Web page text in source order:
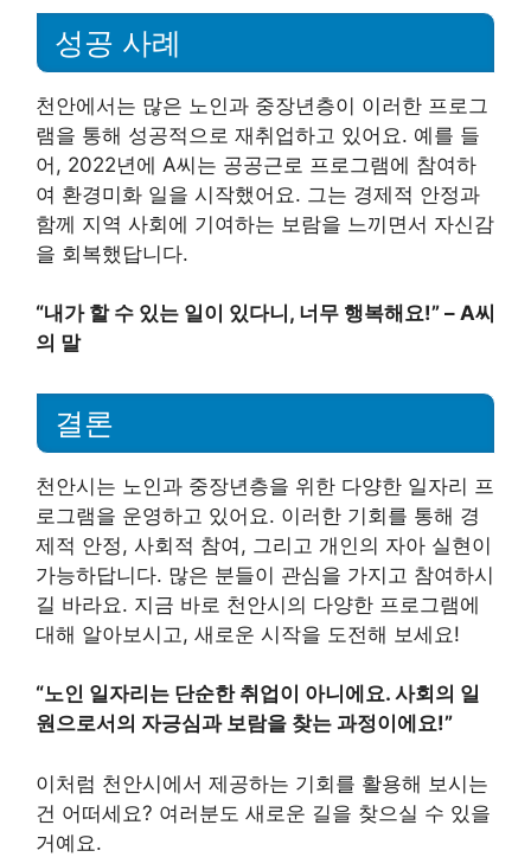
성공 사례
천안에서는 많은 노인과 중장년층이 이러한 프로그
램을 통해 성공적으로 재취업하고 있어요. 예를 들
어, 2022년에 A씨는 공공근로 프로그램에 참여하
여 환경미화 일을 시작했어요. 그는 경제적 안정과
함께 지역 사회에 기여하는 보람을 느끼면서 자신감
을 회복했답니다.
“내가 할 수 있는 일이 있다니, 너무 행복해요!” – A씨
의 말
결론
천안시는 노인과 중장년층을 위한 다양한 일자리 프
로그램을 운영하고 있어요. 이러한 기회를 통해 경
제적 안정, 사회적 참여, 그리고 개인의 자아 실현이
가능하답니다. 많은 분들이 관심을 가지고 참여하시
길 바라요. 지금 바로 천안시의 다양한 프로그램에
대해 알아보시고, 새로운 시작을 도전해 보세요!
“노인 일자리는 단순한 취업이 아니에요. 사회의 일
원으로서의 자긍심과 보람을 찾는 과정이에요!”
이처럼 천안시에서 제공하는 기회를 활용해 보시는
건 어떠세요? 여러분도 새로운 길을 찾으실 수 있을
거예요.